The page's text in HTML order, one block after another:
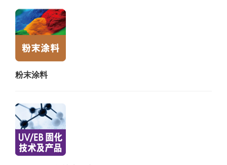
粉末涂料